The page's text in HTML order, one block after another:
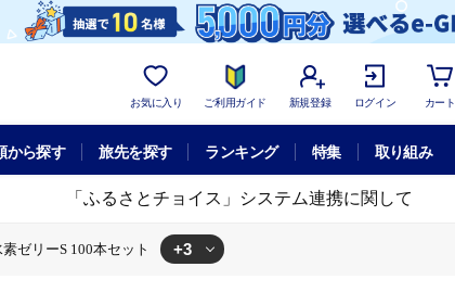
お気に入り ご利用ガイド 新規登録 ログイン カート
から探す 旅先を探す ランキング 特集 取り組み
「ふるさとチョイス」システム連携に関して
ゼリーS 100本セット +3